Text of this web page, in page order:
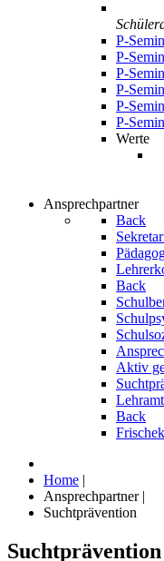
P-
P-
P-
P-
P-
P-
Werte
Ansprechpartner
Back
Back
Aktiv
Back
Home |
Ansprechpartner |
Suchtprävention